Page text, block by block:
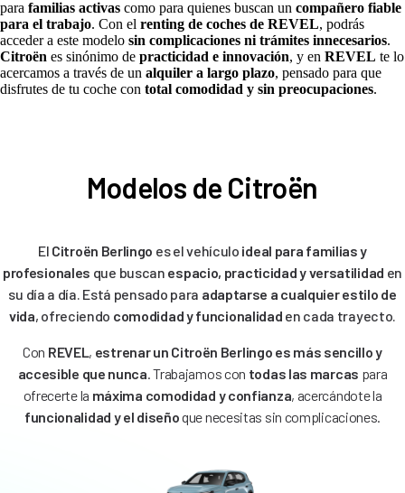
para familias activas como para quienes buscan un compañero fiable
para el trabajo. Con el renting de coches de REVEL, podrás
acceder a este modelo sin complicaciones ni trámites innecesarios.
Citroën es sinónimo de practicidad e innovación, y en REVEL te lo
acercamos a través de un alquiler a largo plazo, pensado para que
disfrutes de tu coche con total comodidad y sin preocupaciones.
Modelos de Citroën
El Citroën Berlingo es el vehículo ideal para familias y
profesionales que buscan espacio, practicidad y versatilidad en
su día a día. Está pensado para adaptarse a cualquier estilo de
vida, ofreciendo comodidad y funcionalidad en cada trayecto.
Con REVEL , estrenar un Citroën Berlingo es más sencillo y
accesible que nunca . Trabajamos con todas las marcas para
ofrecerte la máxima comodidad y confianza, acercándote la
funcionalidad y el diseñoque necesitas sin complicaciones.